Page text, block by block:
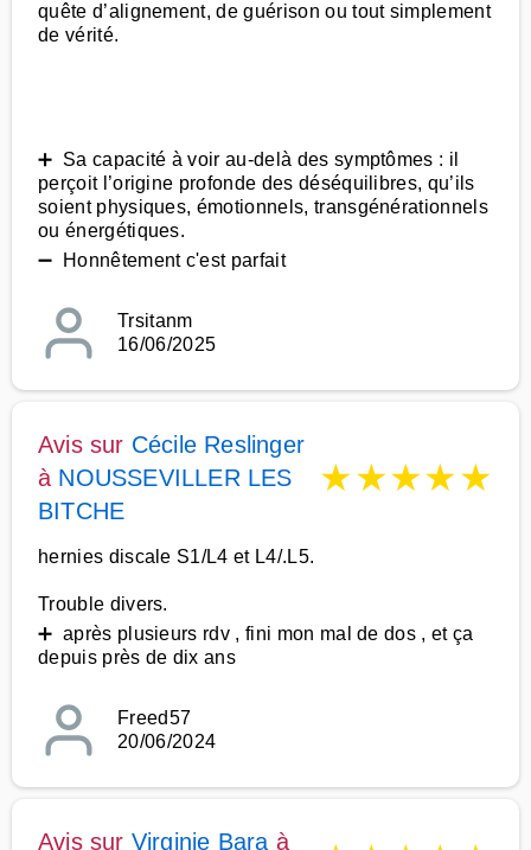
quête d’alignement, de guérison ou tout simplement
de vérité.
➕ Sa capacité à voir au-delà des symptômes : il
perçoit l’origine profonde des déséquilibres, qu’ils
soient physiques, émotionnels, transgénérationnels
ou énergétiques.
➖ Honnêtement c'est parfait
Trsitanm
16/06/2025
Avis sur Cécile Reslinger
à NOUSSEVILLER LES
BITCHE
★★★★★
hernies discale S1/L4 et L4/.L5.
Trouble divers.
➕ après plusieurs rdv , fini mon mal de dos , et ça
depuis près de dix ans
Freed57
20/06/2024
Avis sur Virginie Bara à